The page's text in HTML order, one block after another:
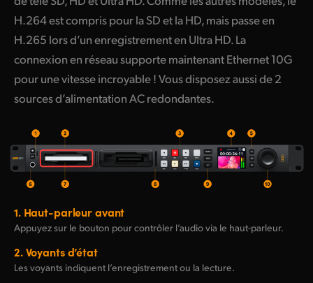
H.264 est compris pour la SD et la HD, mais passe en
H.265 lors d’un enregistrement en Ultra HD. La
connexion en réseau supporte maintenant Ethernet 10G
pour une vitesse incroyable ! Vous disposez aussi de 2
sources d’alimentation AC redondantes.
1.Haut-parleur avant
Appuyez sur le bouton pour contrôler l’audio via le haut-parleur.
2.Voyants d’état
Les voyants indiquent l’enregistrement ou la lecture.